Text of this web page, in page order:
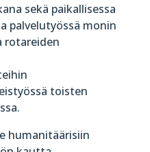
sekä paikallisessa
palvelutyössä monin
rotareiden
toisten
humanitäärisiin